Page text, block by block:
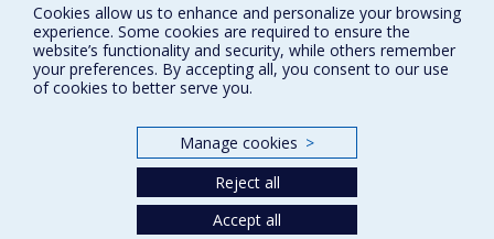
Cookies allow us to enhance and personalize your browsing
experience. Some cookies are required to ensure the
website’s functionality and security, while others remember
your preferences. By accepting all, you consent to our use
of cookies to better serve you.
Manage cookies >
Reject all
Accept all